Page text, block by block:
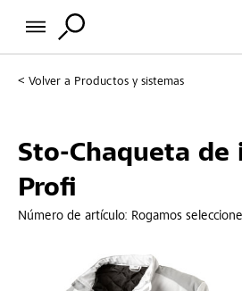
Volver a Productos y sistemas
Sto-Chaqueta de
Profi
Número de artículo: Rogamos